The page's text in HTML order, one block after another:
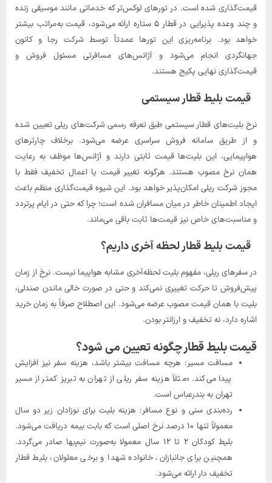
قیمت‌گذاری شده است. در تورهای لوکس‌تر که خدماتی مانند موسیقی زنده
و چند وعده پذیرایی در قطار ۵ ستاره ارائه می‌شود، قیمت به‌مراتب بیشتر
خواهد بود. برنامه‌ریزی این تورها عمدتاً توسط شرکت رجا و کانون
جهانگردی انجام می‌شود و آژانس‌های مسافرتی مسئول فروش و
قیمت‌گذاری نهایی پکیج هستند.
قیمت بلیط قطار سیستمی
نرخ بلیت‌های قطار سیستمی طبق تعرفه رسمی شرکت‌های ریلی تعیین شده
و از طریق سامانه فروش سراسری عرضه می‌شود. برخلاف چارترهای
هواپیمایی، این بلیت‌ها قیمت ثابتی دارند و آژانس‌ها موظف به رعایت
همان نرخ مصوب هستند. هرگونه تغییر قیمت یا اعمال تخفیف فقط با
مجوز شرکت ریلی امکان‌پذیر خواهد بود. این شیوه قیمت‌گذاری منظم باعث
ایجاد اطمینان خاطر در میان مسافران شده است؛ چرا که حتی در ایام پرتردد
و مناسبت‌های خاص نیز قیمت‌ها ثابت باقی می‌ماند.
قیمت بلیط قطار لحظه آخری داریم؟
در سفرهای ریلی، مفهوم بلیت لحظه‌آخری مشابه هواپیما نیست. نرخ از زمان
پیش‌فروش تا حرکت تغییری نمی‌کند و حتی در صورت خالی ماندن صندلی،
بلیت با همان قیمت مصوب عرضه می‌شود. این اصطلاح صرفاً به زمان خرید
اشاره دارد، نه تخفیف و ارزانتر بودن.
قیمت بلیط قطار چگونه تعیین می شود؟
مسافت مسیر: هرچه مسافت بیشتر باشد، هزینه سفر نیز افزایش
پیدا می‌کند. «مثلاً هزینه سفر ریلی از تهران به تبریز کمتر از مسیر
تهران به بندرعباس است.
رده‌بندی سنی و نوع مسافر: هزینه بلیت برای نوزادان زیر دو سال
معمولاً تنها ۱۰ درصد نرخ اصلی است که بابت بیمه دریافت می‌شود.
بلیط کودکان ۲ تا ۱۲ سال معمولا به‌صورت نیم‌بها صادر می‌گردد.
همچنین برای جانبازان، خانواده شهدا و برخی معلولان، بلیط قطار
تخفیف دار ارائه می‌شود.